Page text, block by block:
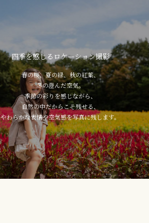
四季を感じるロケーション撮影
春の桜、夏の緑、秋の紅葉、
冬の澄んだ空気。
季節の彩りを感じながら、
自然の中だからこそ残せる、
やわらかな表情や空気感を写真に残します。